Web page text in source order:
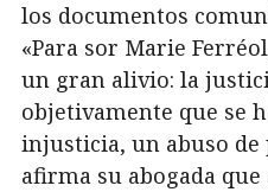
los documentos
«Para sor Marie
un gran alivio: la
objetivamente que se
injusticia, un abuso de
afirma su abogada que